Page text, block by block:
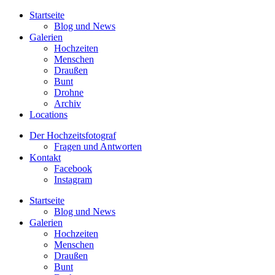
Startseite
Blog und News
Galerien
Hochzeiten
Menschen
Draußen
Bunt
Drohne
Archiv
Locations
Der Hochzeitsfotograf
Fragen und Antworten
Kontakt
Facebook
Instagram
Startseite
Blog und News
Galerien
Hochzeiten
Menschen
Draußen
Bunt